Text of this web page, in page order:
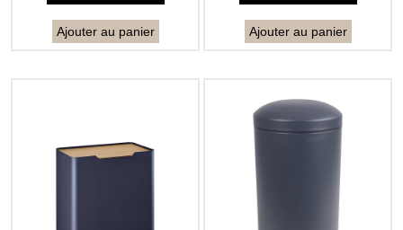
Ajouter au panier Ajouter au panier